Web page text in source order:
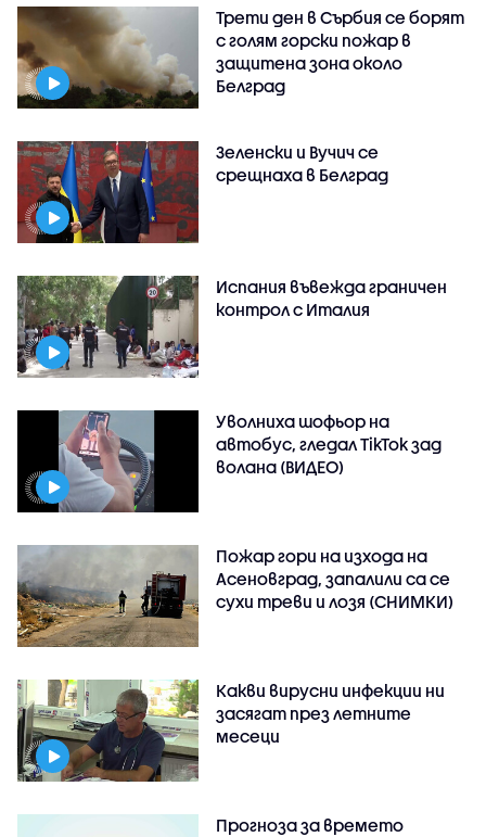
Трети ден в Сърбия се борят
с голям горски пожар в
защитена зона около
Белград
Зеленски и Вучич се
срещнаха в Белград
Испания въвежда граничен
контрол с Италия
Уволниха шофьор на
автобус, гледал TikTok зад
волана (ВИДЕО)
Пожар гори на изхода на
Асеновград, запалили са се
сухи треви и лозя (СНИМКИ)
Какви вирусни инфекции ни
засягат през летните
месеци
Прогноза за времето